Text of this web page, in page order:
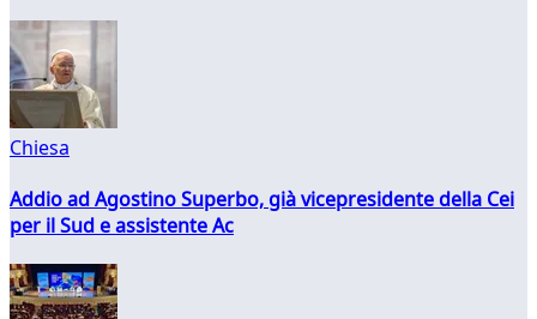
Chiesa
Addio ad Agostino Superbo, già vicepresidente della Cei
per il Sud e assistente Ac